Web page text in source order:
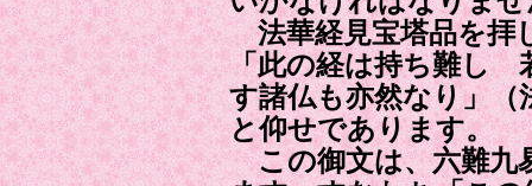
法華経見宝塔品を拝
「此の経は持ち難し
す諸仏も亦然なり」
と仰せであります。
この御文は、六難九